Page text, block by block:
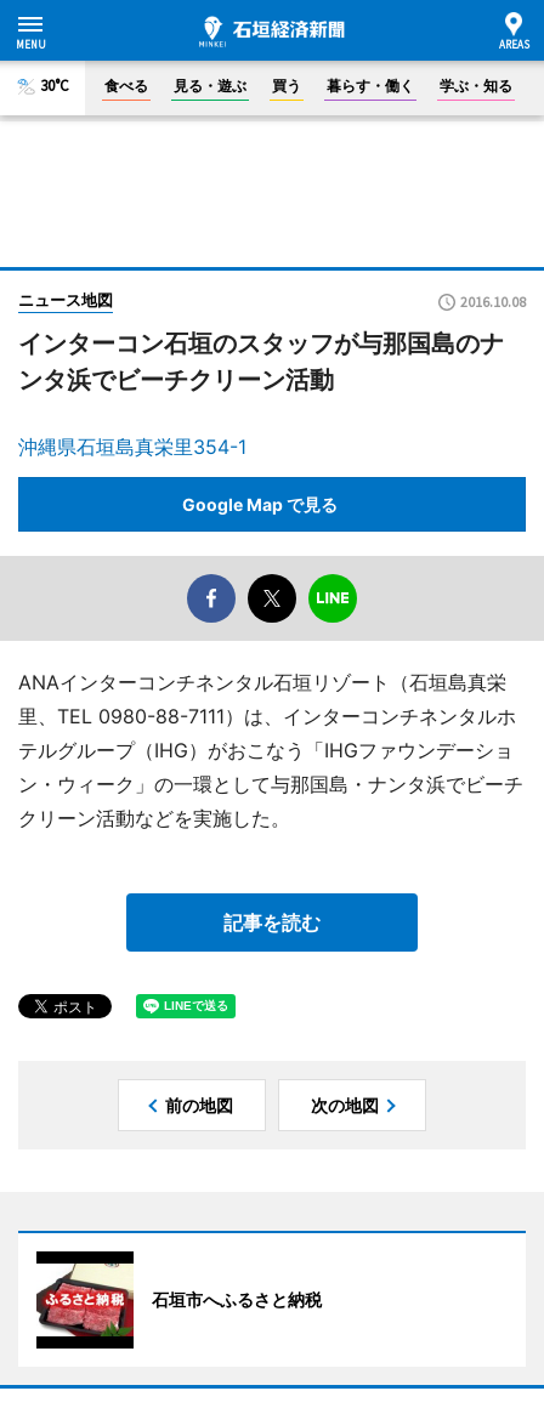
30°C 食べる 見る・遊ぶ 買う 暮らす・働く 学ぶ・知る
ニュース地図 2016.10.08
インターコン石垣のスタッフが与那国島のナ
ンタ浜でビーチクリーン活動
沖縄県石垣島真栄里354-1
Google Map で見る
ANAインターコンチネンタル石垣リゾート（石垣島真栄
里、TEL 0980-88-7111）は、インターコンチネンタルホ
テルグループ（IHG）がおこなう「IHGファウンデーショ
ン・ウィーク」の一環として与那国島・ナンタ浜でビーチ
クリーン活動などを実施した。
記事を読む
前の地図 次の地図
石垣市へふるさと納税